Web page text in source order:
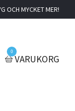
OCH MYCKET MER!
0
VARUKORG